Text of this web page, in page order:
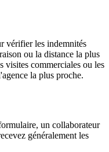
vérifier les indemnités
ou la distance la plus
visites commerciales ou les
la plus proche.
un collaborateur
généralement les